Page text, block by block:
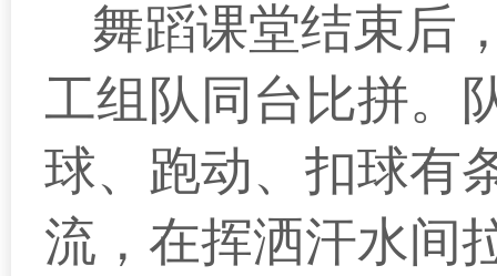
舞蹈课堂结束后
工组队同台比拼。
球、跑动、扣球有
流，在挥洒汗水间